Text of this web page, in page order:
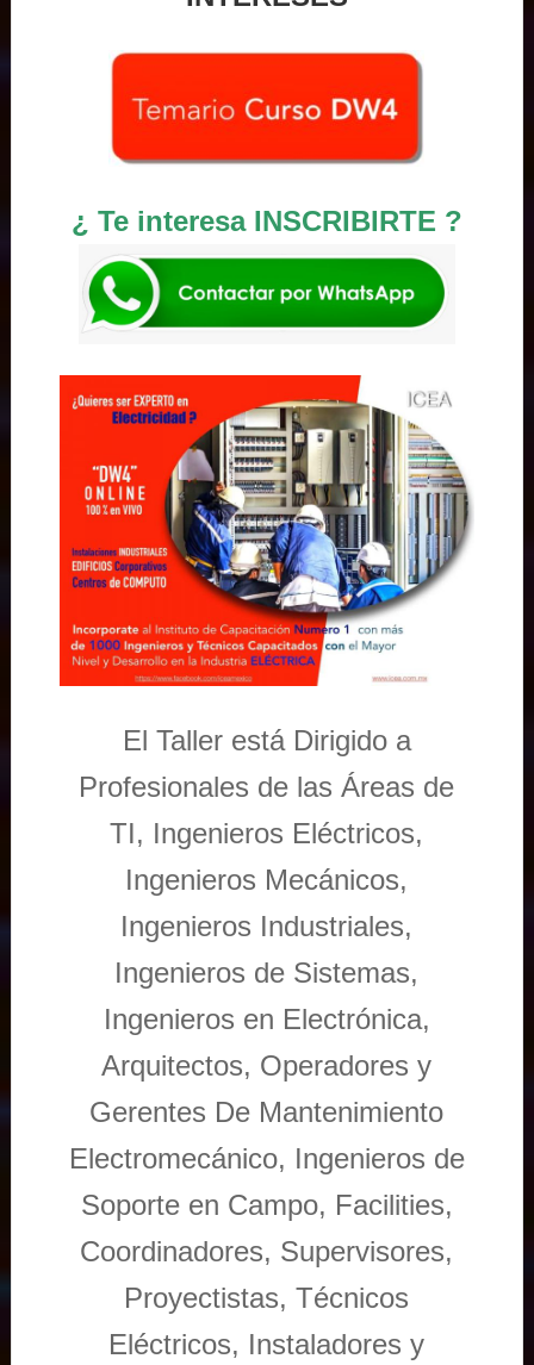
¿ Te interesa INSCRIBIRTE ?
El Taller está Dirigido a
Profesionales de las Áreas de
TI, Ingenieros Eléctricos,
Ingenieros Mecánicos,
Ingenieros Industriales,
Ingenieros de Sistemas,
Ingenieros en Electrónica,
Arquitectos, Operadores y
Gerentes De Mantenimiento
Electromecánico, Ingenieros de
Soporte en Campo, Facilities,
Coordinadores, Supervisores,
Proyectistas, Técnicos
Eléctricos, Instaladores y